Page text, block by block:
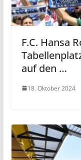
F.C. Hansa
auf den …
18. Oktober 2024